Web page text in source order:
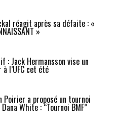
réagit après sa défaite : «
»
: Jack Hermansson vise un
l’UFC cet été
Poirier a proposé un tournoi
Dana White : “Tournoi BMF”